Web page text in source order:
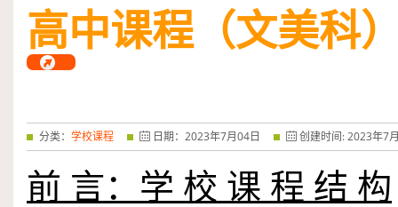
——特优奖...阅读全文
高中课程（文美科
分类： 学校课程 日期： 2023年7月04日 创建时间:2023年7
前 言：学 校 课 程 结 构